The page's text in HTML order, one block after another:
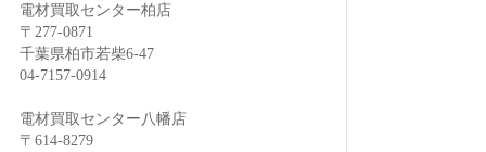
電材買取センター柏店
〒277-0871
千葉県柏市若柴6-47
04-7157-0914
電材買取センター八幡店
〒614-8279